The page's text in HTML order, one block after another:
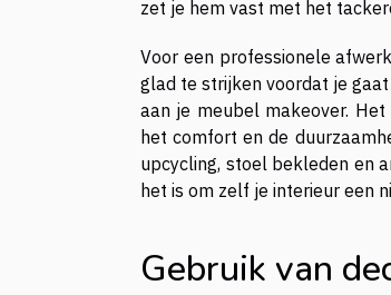
zet je hem vast met het
Voor een professionele
glad te strijken voordat je
aan je meubel makeover.
het comfort en de
upcycling, stoel bekleden en
het is om zelf je interieur een
Gebruik van